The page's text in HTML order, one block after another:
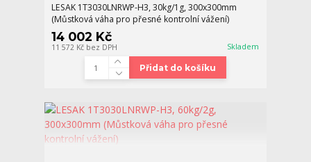
LESAK 1T3030LNRWP-H3, 30kg/1g, 300x300mm
(Můstková váha pro přesné kontrolní vážení)
14 002 Kč
11 572 Kč bez DPH Skladem
Přidat do košíku